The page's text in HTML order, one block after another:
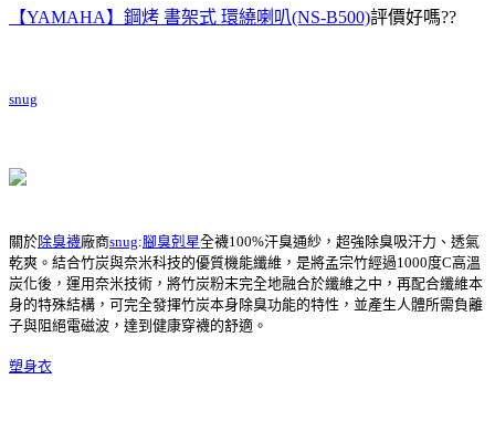
【YAMAHA】鋼烤 書架式 環繞喇叭(NS-B500)評價好嗎??
snug
關於除臭襪廠商snug:腳臭剋星全襪100%汗臭通紗，超強除臭吸汗力、透氣
乾爽。結合竹炭與奈米科技的優質機能纖維，是將孟宗竹經過1000度C高溫
炭化後，運用奈米技術，將竹炭粉末完全地融合於纖維之中，再配合纖維本
身的特殊結構，可完全發揮竹炭本身除臭功能的特性，並產生人體所需負離
子與阻絕電磁波，達到健康穿襪的舒適。
塑身衣